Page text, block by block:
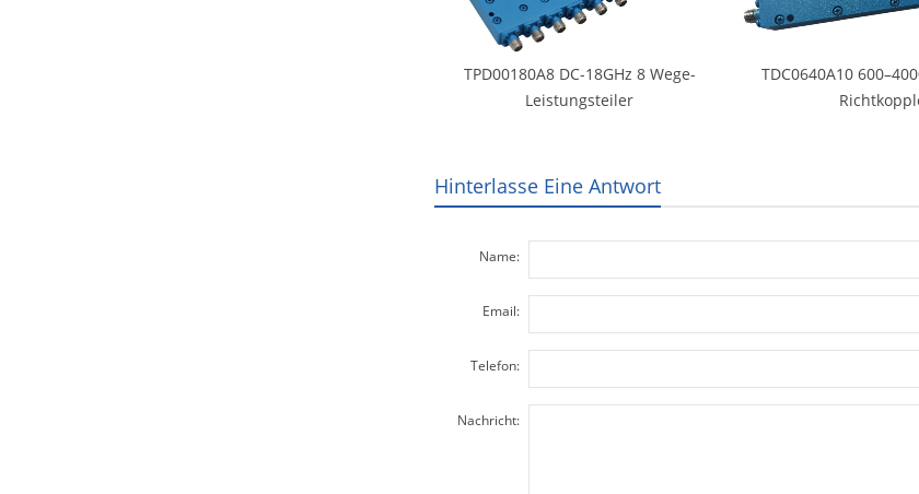
TPD00180A8 DC-18GHz 8 Wege-
Leistungsteiler
TDC0640A10
Hinterlasse Eine Antwort
Name:
Email:
Telefon:
Nachricht: